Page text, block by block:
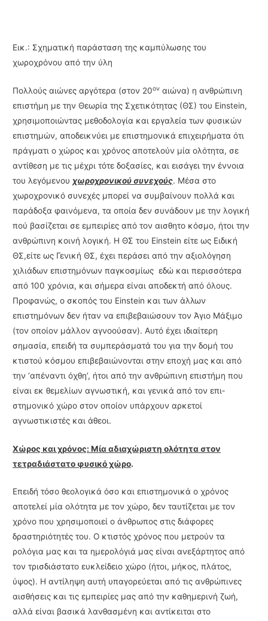
Εικ.: Σχηματική παράσταση της καμπύλωσης του
χωροχρόνου από την ύλη
Πολλούς αιώνες αργότερα (στον 20ον αιώνα) η ανθρώπινη
επιστήμη με την Θεωρία της Σχετικότητας (ΘΣ) του Einstein,
χρησιμοποιώντας μεθοδολογία και εργαλεία των φυσικών
επιστημών, αποδεικνύει με επιστημονικά επιχειρήματα ότι
πράγματι ο χώρος και χρόνος αποτελούν μία ολότητα, σε
αντίθεση με τις μέχρι τότε δοξασίες, και εισάγει την έννοια
του λεγόμενουχωροχρονικού συνεχούς. Μέσα στο
χωροχρονικό συνεχές μπορεί να συμβαίνουν πολλά και
παράδοξα φαινόμενα, τα οποία δεν συνάδουν με την λογική
πού βασίζεται σε εμπειρίες από τον αισθητο κόσμο, ήτοι την
ανθρώπινη κοινή λογική. Η ΘΣ του Einstein είτε ως Ειδική
ΘΣ,είτε ως Γενική ΘΣ, έχει περάσει από την αξιολόγηση
χιλιάδων επιστημόνων παγκοσμίως εδώ και περισ­σότερα
από 100 χρόνια, και σήμερα είναι αποδεκτή από όλους.
Προφανώς, ο σκοπός του Einstein και των άλλων
επιστημόνων δεν ήταν να επιβεβαιώσουν τον Άγιο Μάξιμο
(τον οποίον μάλλον αγνοούσαν). Αυτό έχει ιδιαίτερη
σημασία, επειδή τα συμπεράσματά του για την δομή του
κτιστού κόσμου επιβεβαιώνονται στην εποχή μας και από
την ‘απέναντι όχθη’, ήτοι από την ανθρώπινη επιστήμη που
είναι εκ θεμελίων αγνωστική, και γενικά από τον επι­
στημονικό χώρο στον οποίον υπάρχουν αρκετοί
αγνωστικιστές και άθεοι.
Χώρος και χρόνος: Μία αδιαχώριστη ολότητα στον
τετραδιάστατο φυσικό χώρο.
Επειδή τόσο θεολογικά όσο και επιστημονικά ο χρόνος
αποτελεί μία ολότητα με τον χώ­ρο, δεν ταυτίζεται με τον
χρόνο που χρησιμοποιεί ο άνθρωπος στις διάφορες
δραστηριότητές του. Ο κτιστός χρόνος που μετρούν τα
ρολόγια μας και τα ημερολόγιά μας είναι ανεξάρτητος από
τον τρισδιάστατο ευκλείδειο χώρο (ήτοι, μήκος, πλάτος,
ύψος). Η αντίληψη αυτή υπα­γορεύεται από τις ανθρώπινες
αισθήσεις και τις εμπειρίες μας από την καθημερινή ζωή,
αλλά είναι βασικά λανθασμένη και αντίκειται στο